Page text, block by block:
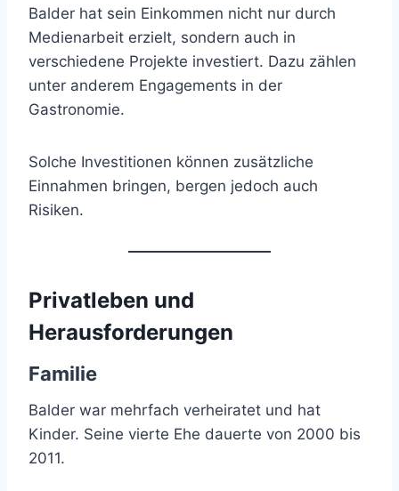
Balder hat sein Einkommen nicht nur durch
Medienarbeit erzielt, sondern auch in
verschiedene Projekte investiert. Dazu zählen
unter anderem Engagements in der
Gastronomie.
Solche Investitionen können zusätzliche
Einnahmen bringen, bergen jedoch auch
Risiken.
Privatleben und
Herausforderungen
Familie
Balder war mehrfach verheiratet und hat
Kinder. Seine vierte Ehe dauerte von 2000 bis
2011.